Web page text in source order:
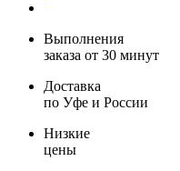
Выполнения
заказа от 30 минут
Доставка
по Уфе и России
Низкие
цены